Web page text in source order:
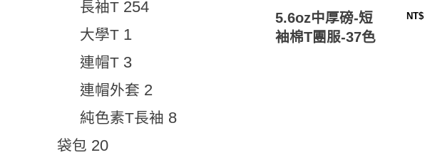
長袖T 254
大學T 1
連帽T 3
連帽外套 2
純色素T長袖 8
袋包 20
選擇規格
5.6oz中厚磅-短
袖棉T團服-37色
NT$